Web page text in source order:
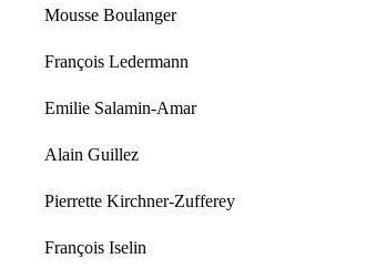
Mousse Boulanger
François Ledermann
Emilie Salamin-Amar
Alain Guillez
Pierrette Kirchner-Zufferey
François Iselin